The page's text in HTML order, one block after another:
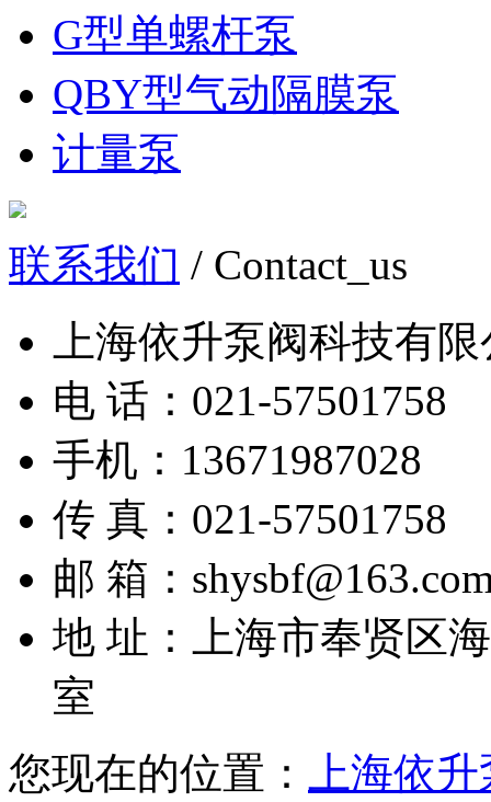
G型单螺杆泵
QBY型气动隔膜泵
计量泵
联系我们 / Contact_us
上海依升泵阀科技有
电 话：021-57501758
手机：13671987028
传 真：021-57501758
邮 箱：
地 址：上海市奉贤区
室
您现在的位置：
上海依